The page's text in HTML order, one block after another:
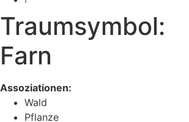
Traumsymbol:
Farn
Assoziationen:
Wald
Pflanze